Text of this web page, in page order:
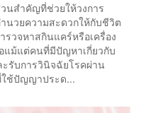
นสำคัญที่ช่วยให้วงการ
นวยความสะดวกให้กับชีวิต
วจหาสกินแคร์หรือเครื่อง
แม้แต่คนที่มีปัญหาเกี่ยวกับ
รับการวินิจฉัยโรคผ่าน
ใช้ปัญญาประด...